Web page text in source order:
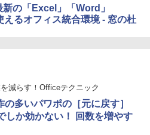
の「Excel」「Word」
えるオフィス統合環境 - 窓の杜
減らす！Officeテクニック
の多いパワポの［元に戻す］
しか効かない！ 回数を増やす